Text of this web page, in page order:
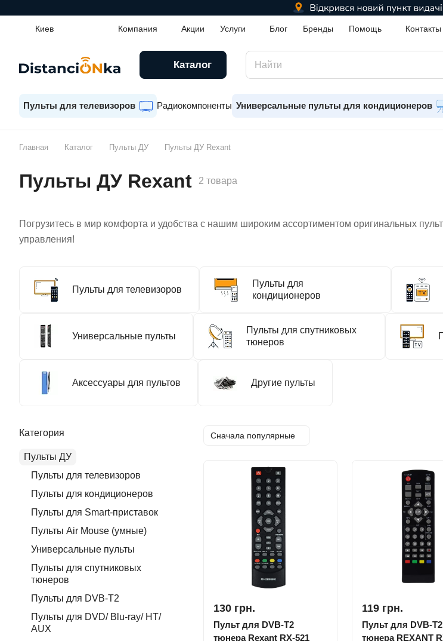
Киев Компания Акции Услуги Блог Бренды Помощь Контакты
Каталог
Пульты для телевизоров Радиокомпоненты Универсальные пульты для кондиционеров
Главная Каталог Пульты ДУ Пульты ДУ Rexant
Пульты ДУ Rexant 2 товара
Погрузитесь в мир комфорта и удобства с нашим широким ассортиментом оригинальных
управления!
Пульты для телевизоров
Пульты для
кондиционеров
Универсальные пульты
Пульты для спутниковых
тюнеров
Аксессуары для пультов Другие пульты
Сначала популярные
130 грн.
Пульт для DVB-T2
тюнера Rexant RX-521
119 грн.
Пульт для DVB-T2
тюнера REXANT
Категория
Пульты ДУ
Пульты для телевизоров
Пульты для кондиционеров
Пульты для Smart-приставок
Пульты Air Mouse (умные)
Универсальные пульты
Пульты для спутниковых
тюнеров
Пульты для DVB-T2
Пульты для DVD/ Blu-ray/ HT/
AUX